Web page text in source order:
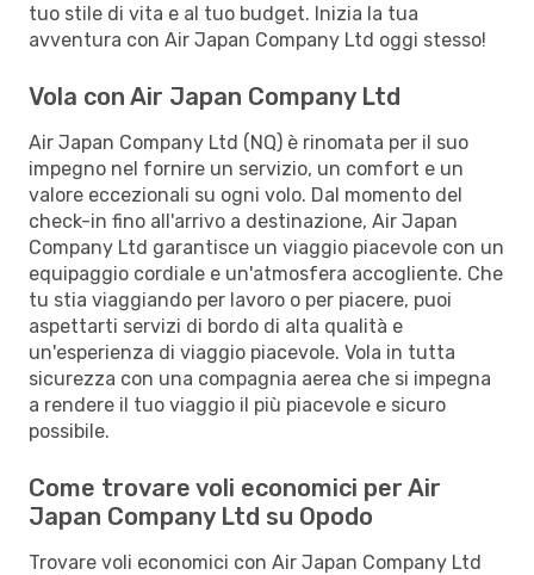
tuo stile di vita e al tuo budget. Inizia la tua
avventura con Air Japan Company Ltd oggi stesso!
Vola con Air Japan Company Ltd
Air Japan Company Ltd (NQ) è rinomata per il suo
impegno nel fornire un servizio, un comfort e un
valore eccezionali su ogni volo. Dal momento del
check-in fino all'arrivo a destinazione, Air Japan
Company Ltd garantisce un viaggio piacevole con un
equipaggio cordiale e un'atmosfera accogliente. Che
tu stia viaggiando per lavoro o per piacere, puoi
aspettarti servizi di bordo di alta qualità e
un'esperienza di viaggio piacevole. Vola in tutta
sicurezza con una compagnia aerea che si impegna
a rendere il tuo viaggio il più piacevole e sicuro
possibile.
Come trovare voli economici per Air
Japan Company Ltd su Opodo
Trovare voli economici con Air Japan Company Ltd